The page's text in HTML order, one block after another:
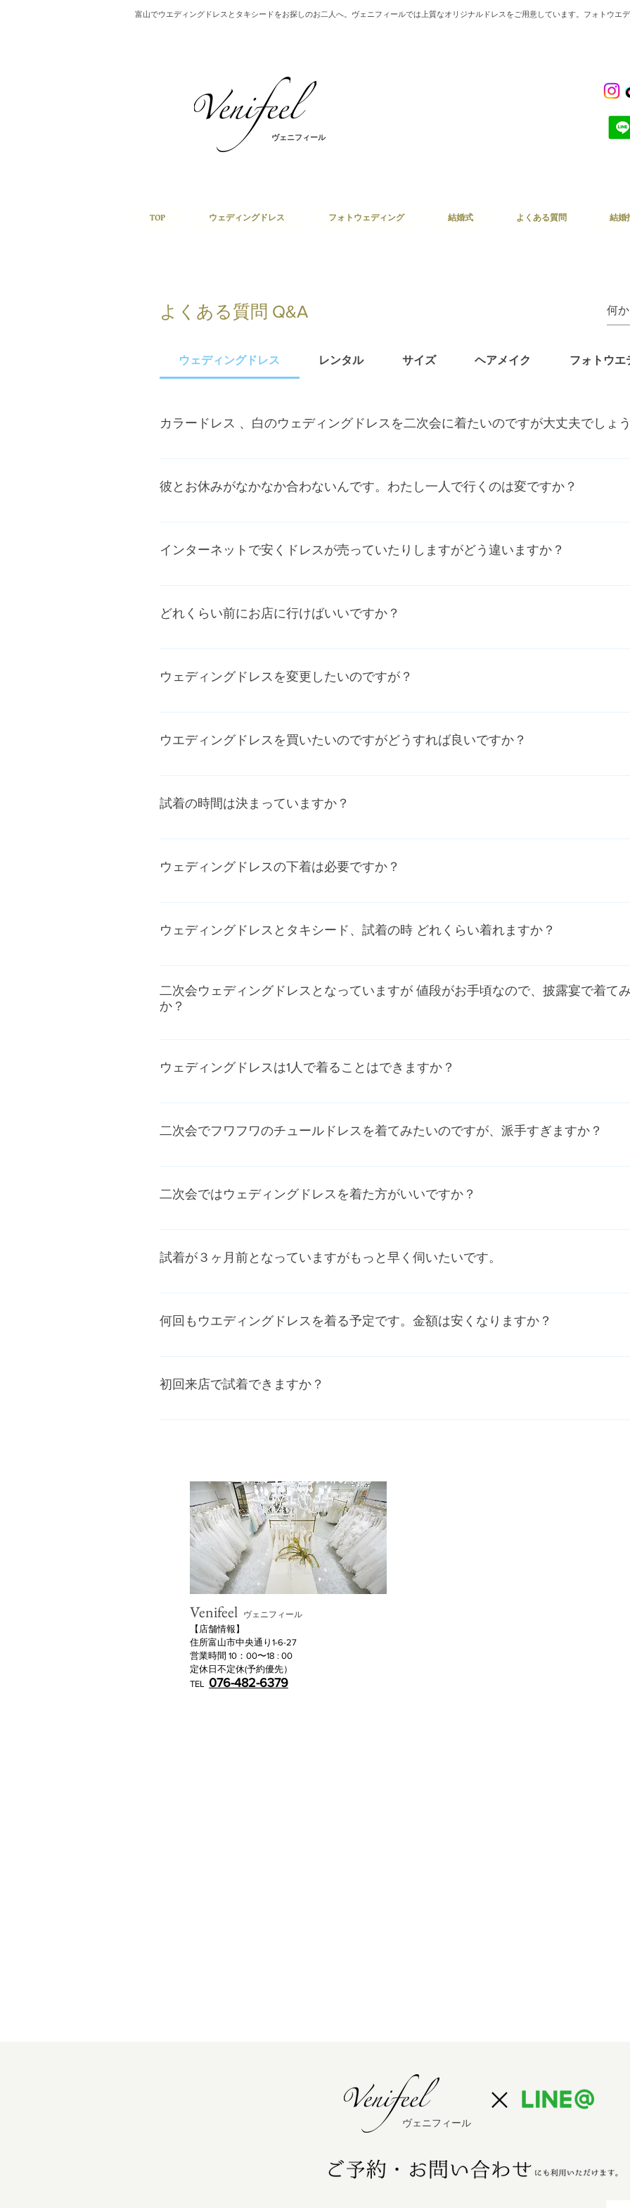
富山でウエディングドレスとタキシードをお探しのお二人へ。ヴェニフィールでは上質なオリジナルドレスをご用意しています。フォトウエ
ヴェニフィール
TOP ウェディングドレス フォトウェディング 結婚式 よくある質問 結婚
よくある質問 Q&A
ウェディングドレス レンタル サイズ ヘアメイク フォトウエ
カラードレス 、白のウェディングドレスを二次会に着たいのですが大丈夫でしょ
もちろん大丈夫です。ヴェニフィールのウェディングドレスは場所を問わず、汚れを気にせ
彼とお休みがなかなか合わないんです。わたし一人で行くのは変ですか？
いえ、ご新婦様お一人様が一番多いです。ご家族とご一緒にヴェニフィールにご来店される
もらって構いません。デジカメ等忘れずにお持ちください♪
インターネットで安くドレスが売っていたりしますがどう違いますか？
インターネットでドレスを買ったけど、やっぱり違うと言って来店されるお客様も大勢いら
や、破れてしまって安全ピンだらけのお客様など…胸元を気にして笑顔が作れない花嫁さん
どれくらい前にお店に行けばいいですか？
急なお申し込みに対応させて頂く為、ご試着には制限を儲けさせていただいております。挙
スは1着ずつしかないので、前回はあったけれど今回は借りられているといったこともあり
ウェディングドレスを変更したいのですが？
はい 、もちろん何回でも無料で変更できます。いつでもご相談ください。
ウエディングドレスを買いたいのですがどうすれば良いですか？
１階フロアのウエディングドレスは全てお買い求めできるウエディングドレスとなっており
試着の時間は決まっていますか？
ウエディングドレスとタキシードですとそれぞれ９０分くらいが目安となっております。あ
ウェディングドレスの下着は必要ですか？
はい 必要だと思います。あったほうがとても綺麗にドレスを着こなすことができます。サイ
お衣装をレンタルされたお客様限定で、お貸出ししております。
ウェディングドレスとタキシード、試着の時 どれくらい着れますか？
一回のご来店で、大体 4着〜6着程ご試着可能です。お写真もお撮りしましすので、ご自分
二次会ウェディングドレスとなっていますが 値段がお手頃なので、披露宴で着て
か？
ヴェニフィールのウェディングドレスはすべて どこへ着て行っても大丈夫です。トレーンが
おります。直前ですと品薄でご迷惑をかける場合がありますので、お早めにご予約頂くこと
ウェディングドレスは1人で着ることはできますか？
ヴェニフィールのドレスは背中がスピンドル（編み上げ）になっているため 1人で綺麗に着
求めされるドレスは全てジッパーに変更が可能です。ご参考ください。
二次会でフワフワのチュールドレスを着てみたいのですが、派手すぎますか？
二次会というと、なんとなくシンプルでスレンダーな大人ドレスをイメージされる方が多い
が、やっぱりもう着られないし、お値段も手ごろだからフワフワチュールドレスにしようと
二次会ではウェディングドレスを着た方がいいですか？
ヴェニフィールを利用されたお客様は、二次会もウエディングドレスを着てよかったという
ドレスアップをして主役の醍醐味を味わって頂きたいです。
試着が３ヶ月前となっていますがもっと早く伺いたいです。
挙式、披露宴の場合じっくりご試着されたいお客様の為に、ご見学、ご試着は6ヶ月前 から
何回もウエディングドレスを着る予定です。金額は安くなりますか？
セミオーダーできるドレスもありますので、お気に入りのドレスを購入されることをお勧め
初回来店で試着できますか？
ご試着はお一人ずつしっかりご提案させて頂きたいため、通常は２着〜３着までのご案内と
Venifeel ヴェニフィール
​【店舗情報】
住所富山市中央通り1-6-27
営業時間 10：00〜18 : 00
定休日不定休(予約優先）
TEL 076-482-6379
ヴェニフィール